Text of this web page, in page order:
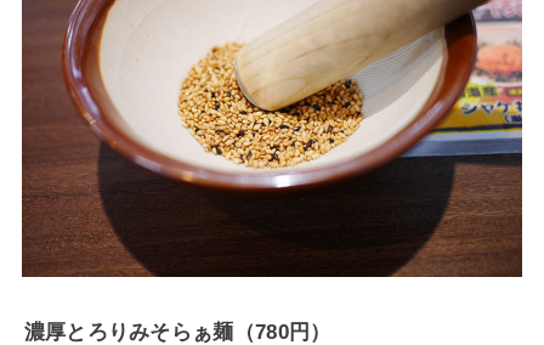
濃厚とろりみそらぁ麺（780円）